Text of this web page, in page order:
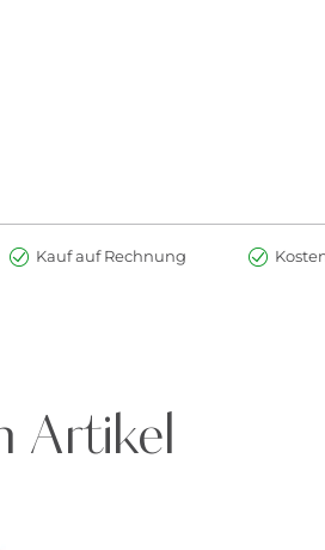
Kauf auf Rechnung
Artikel